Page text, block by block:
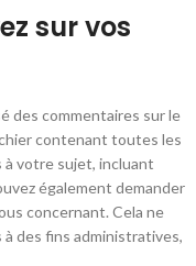
sur vos
des commentaires sur le
contenant toutes les
à votre sujet, incluant
également demander
concernant. Cela ne
des fins administratives,